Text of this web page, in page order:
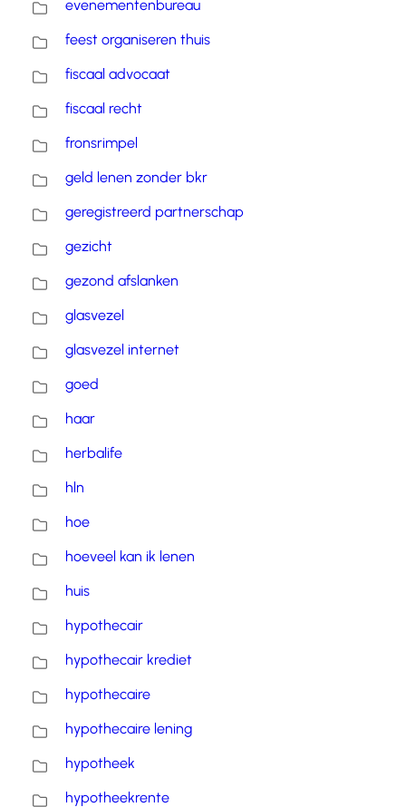
evenementenbureau
feest organiseren thuis
fiscaal advocaat
fiscaal recht
fronsrimpel
geld lenen zonder bkr
geregistreerd partnerschap
gezicht
gezond afslanken
glasvezel
glasvezel internet
goed
haar
herbalife
hln
hoe
hoeveel kan ik lenen
huis
hypothecair
hypothecair krediet
hypothecaire
hypothecaire lening
hypotheek
hypotheekrente